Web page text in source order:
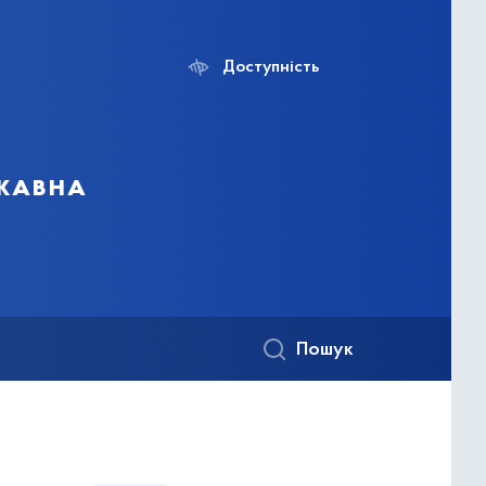
Доступність
Пошук